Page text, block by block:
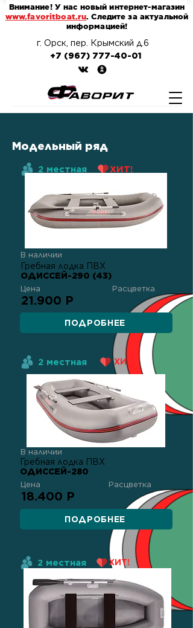
г. Орск, пер. Крымский д.6
+7 (967) 777-40-01
Внимание! У нас новый интернет-магазин
www.favoritboat.ru. Следите за актуальной
информацией!
Модельный ряд
2 местная ХИТ!
В наличии
Гребная лодка ПВХ
ОДИССЕЙ-290 (43)
Цена Расцветка
21.900 Р
ПОДРОБНЕЕ
2 местная ХИТ!
В наличии
Гребная лодка ПВХ
ОДИССЕЙ-280
Цена Расцветка
18.400 Р
ПОДРОБНЕЕ
2 местная ХИТ!